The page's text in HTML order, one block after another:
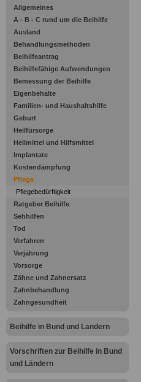
Allgemeines
A - B - C rund um die Beihilfe
Ausland
Behandlungsmethoden
Beihilfeantrag
Beihilfefähige Aufwendungen
Bemessung der Beihilfe
Eigenbehalte
Familien- und Haushaltshilfe
Geburt
Heilfürsorge
Heilmittel und Hilfsmittel
Implantate
Kostendämpfung
Pflege
Pflegebedürftigkeit
Ratgeber Beihilfe
Sehhilfen
Tod
Verfahren
Verjährung
Vorsorge
Zähne und Zahnersatz
Zahnbehandlung
Zahngesundheit
Beihilfe in Bund und Ländern
Vorschriften zur Beihilfe in Bund
und Ländern